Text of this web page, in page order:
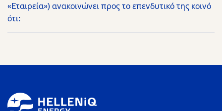
«Εταιρεία») ανακοινώνει προς το επενδυτικό της κοινό
ότι: